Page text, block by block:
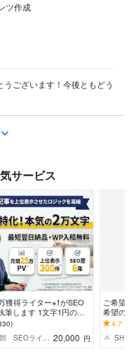
ツ作成
ございます！今後ともどう
サービス
獲得ライター※1がSEO
筆します 1文字1円の低
入稿無料！記事数・文
！
乱太郎 SEOライター 20,000 円
ご希望
希望の記
4.7